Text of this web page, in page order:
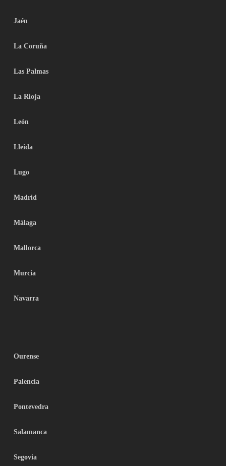
Jaén
La Coruña
Las Palmas
La Rioja
León
Lleida
Lugo
Madrid
Málaga
Mallorca
Murcia
Navarra
Ourense
Palencia
Pontevedra
Salamanca
Segovia